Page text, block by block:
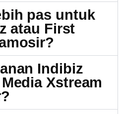
pas untuk
atau First
Indibiz
Xstream